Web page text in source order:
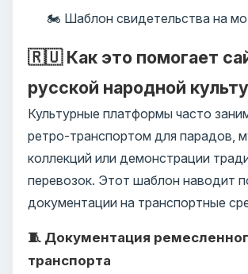
🏍️ Шаблон свидетельства на
🇷🇺 Как это помогает
русской народной
Культурные платформы часто
ретро-транспортом для парадов,
коллекций или демонстрации
перевозок. Этот шаблон наводит
документации на транспортные
🧵 Документация
транспорта